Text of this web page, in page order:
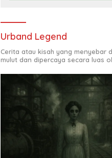
Urband Legend
Cerita atau kisah yang menyebar
mulut dan dipercaya secara luas